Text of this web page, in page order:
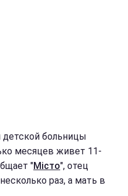
детской больницы
месяцев живет 11-
"Місто", отец
раз, а мать в